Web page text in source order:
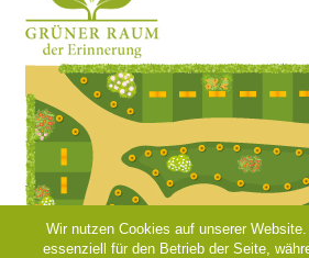
Wir nutzen Cookies auf unserer
essenziell für den Betrieb der Seite,